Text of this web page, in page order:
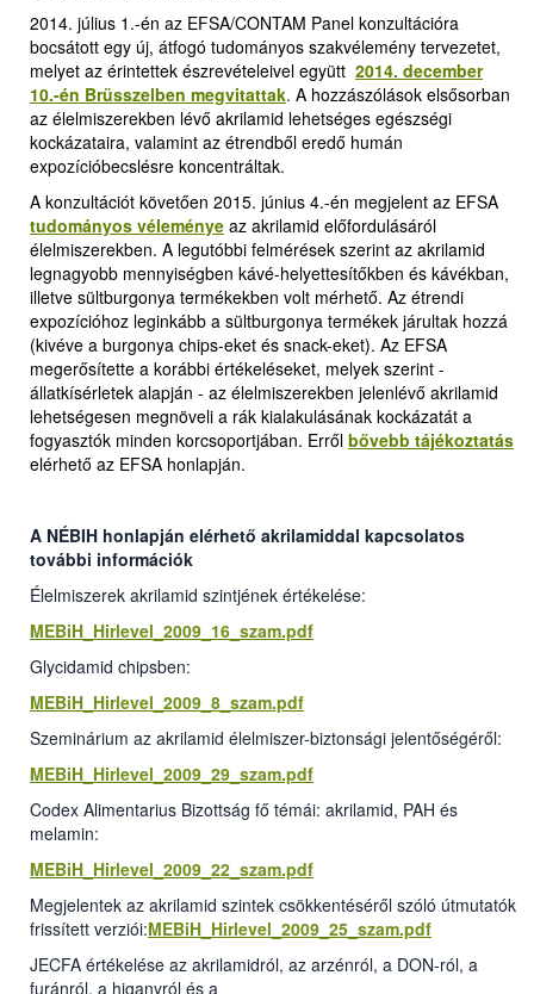
2014. július 1.-én az EFSA/CONTAM Panel konzultációra
bocsátott egy új, átfogó tudományos szakvélemény tervezetet,
melyet az érintettek észrevételeivel együtt 2014. december
10.-én Brüsszelben megvitattak. A hozzászólások elsősorban
az élelmiszerekben lévő akrilamid lehetséges egészségi
kockázataira, valamint az étrendből eredő humán
expozícióbecslésre koncentráltak.
A konzultációt követően 2015. június 4.-én megjelent az EFSA
tudományos véleménye az akrilamid előfordulásáról
élelmiszerekben. A legutóbbi felmérések szerint az akrilamid
legnagyobb mennyiségben kávé-helyettesítőkben és kávékban,
illetve sültburgonya termékekben volt mérhető. Az étrendi
expozícióhoz leginkább a sültburgonya termékek járultak hozzá
(kivéve a burgonya chips-eket és snack-eket). Az EFSA
megerősítette a korábbi értékeléseket, melyek szerint -
állatkísérletek alapján - az élelmiszerekben jelenlévő akrilamid
lehetségesen megnöveli a rák kialakulásának kockázatát a
fogyasztók minden korcsoportjában. Erről bővebb tájékoztatás
elérhető az EFSA honlapján.
A NÉBIH honlapján elérhető akrilamiddal kapcsolatos
további információk
Élelmiszerek akrilamid szintjének értékelése:
MEBiH_Hirlevel_2009_16_szam.pdf
Glycidamid chipsben:
MEBiH_Hirlevel_2009_8_szam.pdf
Szeminárium az akrilamid élelmiszer-biztonsági jelentőségéről:
MEBiH_Hirlevel_2009_29_szam.pdf
Codex Alimentarius Bizottság fő témái: akrilamid, PAH és
melamin:
MEBiH_Hirlevel_2009_22_szam.pdf
Megjelentek az akrilamid szintek csökkentéséről szóló útmutatók
frissített verziói:MEBiH_Hirlevel_2009_25_szam.pdf
JECFA értékelése az akrilamidról, az arzénról, a DON-ról, a
furánról, a higanyról és a